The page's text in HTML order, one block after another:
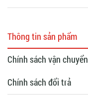
Thông tin sản phẩm
Chính sách vận chuyển
Chính sách đổi trả